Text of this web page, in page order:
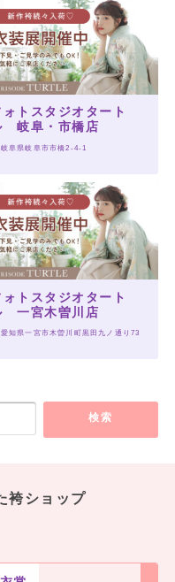
ォトスタジオタート
岐阜・市橋店
岐阜県岐阜市市橋2-4-1
ォトスタジオタート
一宮木曽川店
愛知県一宮市木曽川町黒田九ノ通り73
検索
袴ショップ